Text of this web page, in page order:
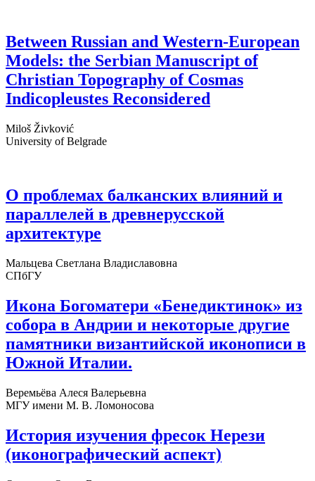
Between Russian and Western-European
Models: the Serbian Manuscript of
Christian Topography of Cosmas
Indicopleustes Reconsidered
Miloš Živković
University of Belgrade
О проблемах балканских влияний и
параллелей в древнерусской
архитектуре
Мальцева Светлана Владиславовна
СПбГУ
Икона Богоматери «Бенедиктинок» из
собора в Андрии и некоторые другие
памятники византийской иконописи в
Южной Италии.
Веремьёва Алеся Валерьевна
МГУ имени М. В. Ломоносова
История изучения фресок Нерези
(иконографический аспект)